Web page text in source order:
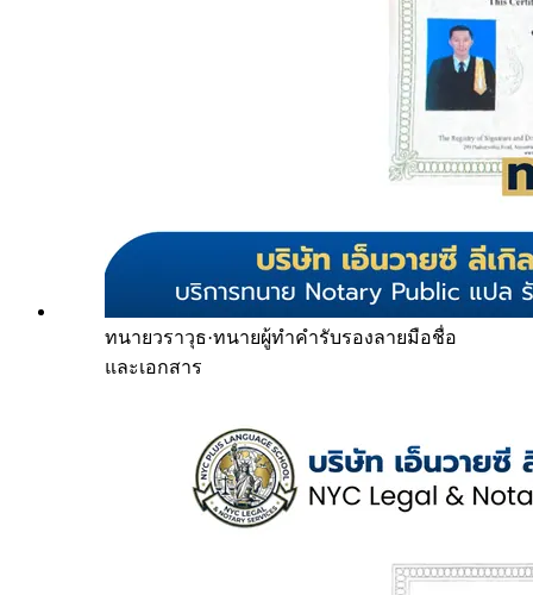
ทนายวราวุธ·ทนายผู้ทำคำรับรองลายมือชื่อ
และเอกสาร